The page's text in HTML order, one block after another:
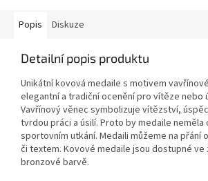
Popis Diskuze
Detailní popis produktu
Unikátní kovová medaile s motivem
elegantní a tradiční ocenění pro vítěze nebo
Vavřínový věnec symbolizuje vítězství,
tvrdou práci a úsilí. Proto by medaile neměla
sportovním utkání. Medaili můžeme na přání
či textem. Kovové medaile jsou dostupné
bronzové barvě.